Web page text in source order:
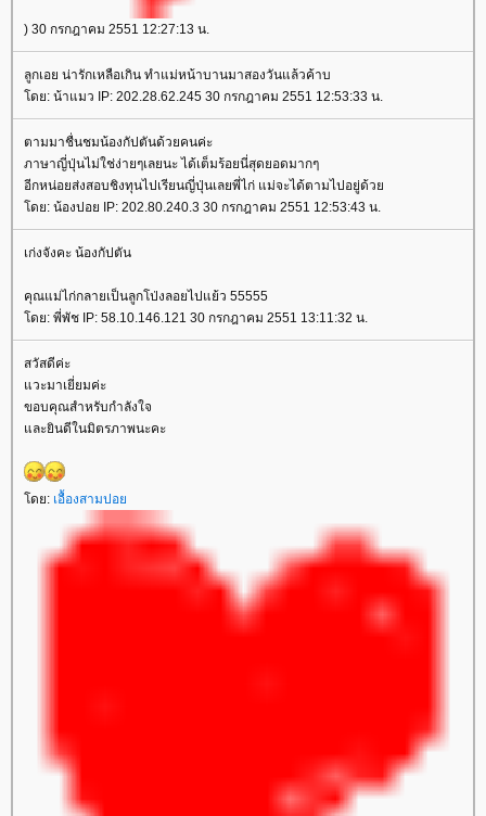
) 30 กรกฎาคม 2551 12:27:13 น.
ลูกเอย น่ารักเหลือเกิน ทำแม่หน้าบานมาสองวันแล้วค้าบ
ดย: น้าแมว IP: 202.28.62.245 30 กรกฎาคม 2551 12:53:33 น.
ตามมาชื่นชมน้องกัปตันด้วยคนค่ะ
ภาษาญี่ปุ่นไม่ใช่ง่ายๆเลยนะ ได้เต็มร้อยนี่สุดยอดมากๆ
อีกหน่อยส่งสอบชิงทุนไปเรียนญี่ปุ่นเลยพี่ไก่ แม่จะได้ตามไปอยู่ด้ว
ดย: น้องปอย IP: 202.80.240.3 30 กรกฎาคม 2551 12:53:43 น.
เก่งจังคะ น้องกัปตัน
คุณแม่ไก่กลายเป็นลูกโป่งลอยไปแย้ว 55555
ดย: พี่พัช IP: 58.10.146.121 30 กรกฎาคม 2551 13:11:32 น.
สวัสดีค่ะ
วะมาเยี่ยมค่ะ
ขอบคุณสำหรับกำลังใจ
ละยินดีในมิตรภาพนะคะ
ดย: เอื้องสามปอ